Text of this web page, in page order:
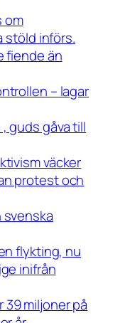
om
stöld införs.
fiende än
– lagar
guds gåva till
väcker
protest och
flykting, nu
inifrån
miljoner på